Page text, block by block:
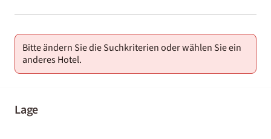
01-02
Bitte ändern Sie die Suchkriterien oder wählen Sie ein
anderes Hotel.
Lage